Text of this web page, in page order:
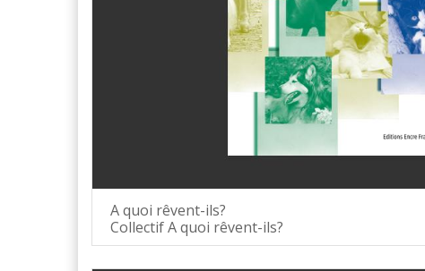
A quoi rêvent-ils?
Collectif A quoi rêvent-ils?